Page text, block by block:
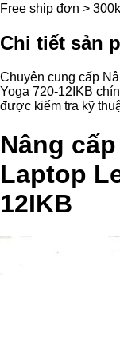
Free ship đơn >
Chi tiết sản
Chuyên cung cấp
Yoga 720-12IKB
được kiểm tra kỹ
Nâng
Laptop
12IKB